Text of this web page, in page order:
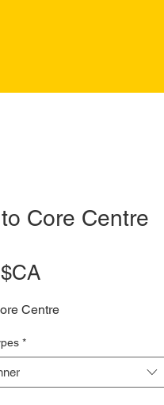
Core Centre
Prix
Centre
*